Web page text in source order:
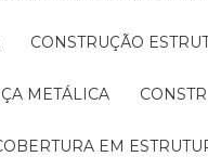
CONSTRUÇÃO
METÁLICA
EM